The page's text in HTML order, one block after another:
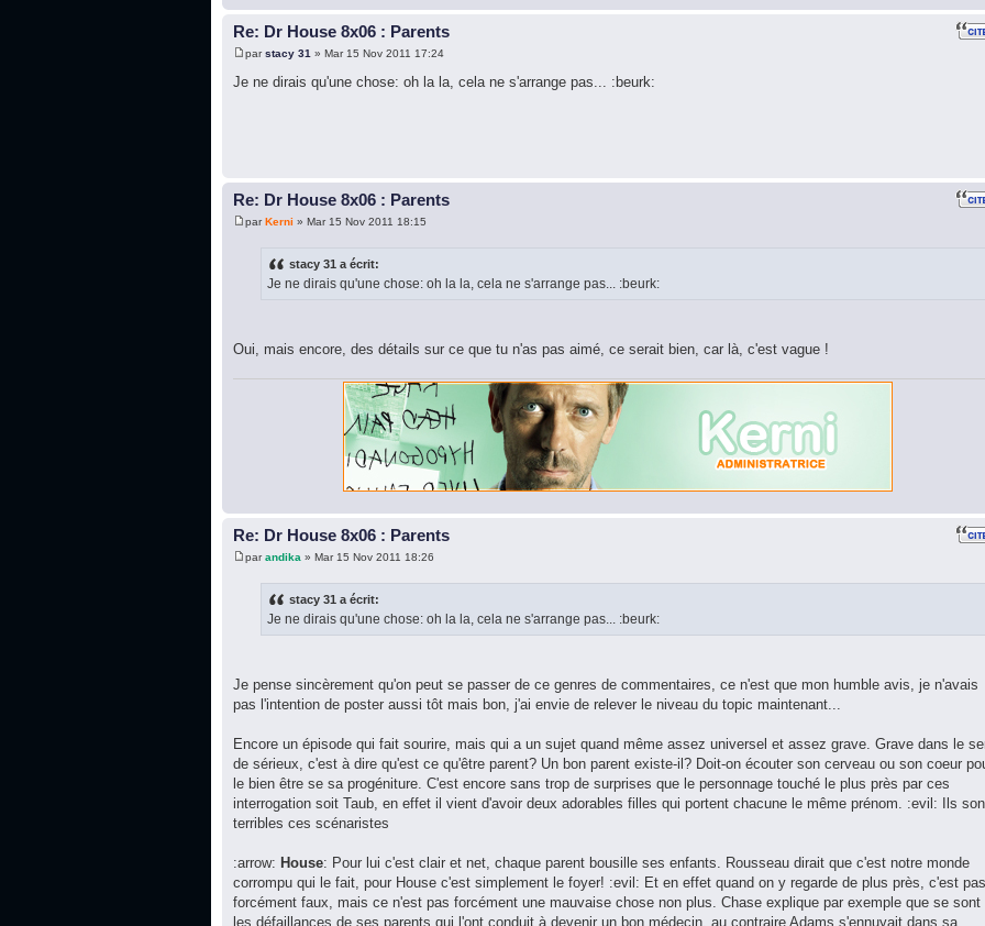
Re: Dr House 8x06 : Parents
parstacy 31 » Mar 15 Nov 2011 17:24
Je ne dirais qu'une chose: oh la la, cela ne s'arrange pas... :beurk:
Re: Dr House 8x06 : Parents
parKerni » Mar 15 Nov 2011 18:15
stacy 31 a écrit:
Je ne dirais qu'une chose: oh la la, cela ne s'arrange pas... :beurk:
Oui, mais encore, des détails sur ce que tu n'as pas aimé, ce serait bien, car là, c'est vague !
Re: Dr House 8x06 : Parents
parandika » Mar 15 Nov 2011 18:26
stacy 31 a écrit:
Je ne dirais qu'une chose: oh la la, cela ne s'arrange pas... :beurk:
Je pense sincèrement qu'on peut se passer de ce genres de commentaires, ce n'est que mon humble avis, je n'avais
pas l'intention de poster aussi tôt mais bon, j'ai envie de relever le niveau du topic maintenant...
Encore un épisode qui fait sourire, mais qui a un sujet quand même assez universel et assez grave. Grave dans le
de sérieux, c'est à dire qu'est ce qu'être parent? Un bon parent existe-il? Doit-on écouter son cerveau ou son coeur
le bien être se sa progéniture. C'est encore sans trop de surprises que le personnage touché le plus près par ces
interrogation soit Taub, en effet il vient d'avoir deux adorables filles qui portent chacune le même prénom. :evil: Ils
terribles ces scénaristes
:arrow: House: Pour lui c'est clair et net, chaque parent bousille ses enfants. Rousseau dirait que c'est notre monde
corrompu qui le fait, pour House c'est simplement le foyer! :evil: Et en effet quand on y regarde de plus près, c'est pas
forcément faux, mais ce n'est pas forcément une mauvaise chose non plus. Chase explique par exemple que se sont
les défaillances de ses parents qui l'ont conduit à devenir un bon médecin, au contraire Adams s'ennuyait dans sa